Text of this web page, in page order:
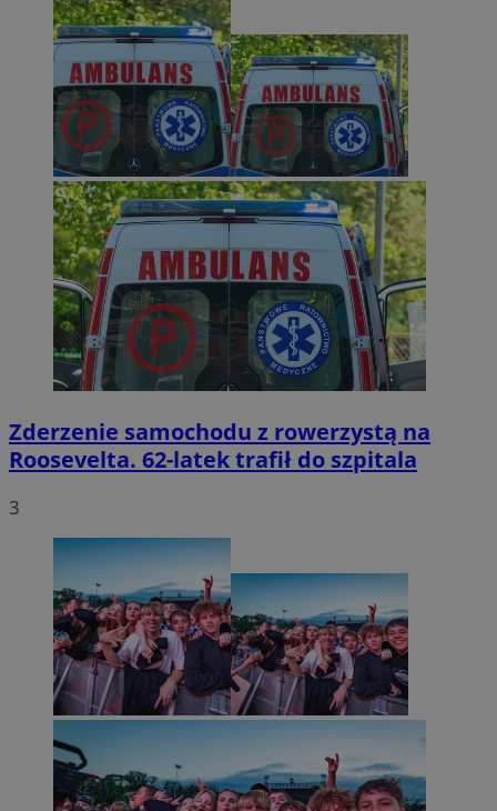
Zderzenie samochodu z rowerzystą na
Roosevelta. 62-latek trafił do szpitala
3